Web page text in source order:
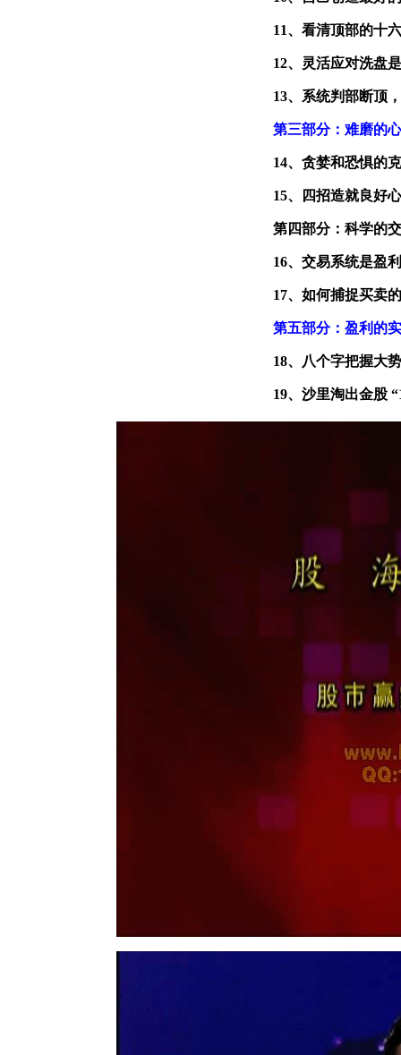
11、看清顶部的十
12、灵活应对洗盘
13、系统判部断顶
第三部分：难磨的
14、贪婪和恐惧的
15、四招造就良好
第四部分：科学的
16、交易系统是盈
17、如何捕捉买卖
第五部分：盈利的
18、八个字把握大势
19、沙里淘出金股